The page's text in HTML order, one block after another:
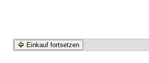
Einkauf fortsetzen